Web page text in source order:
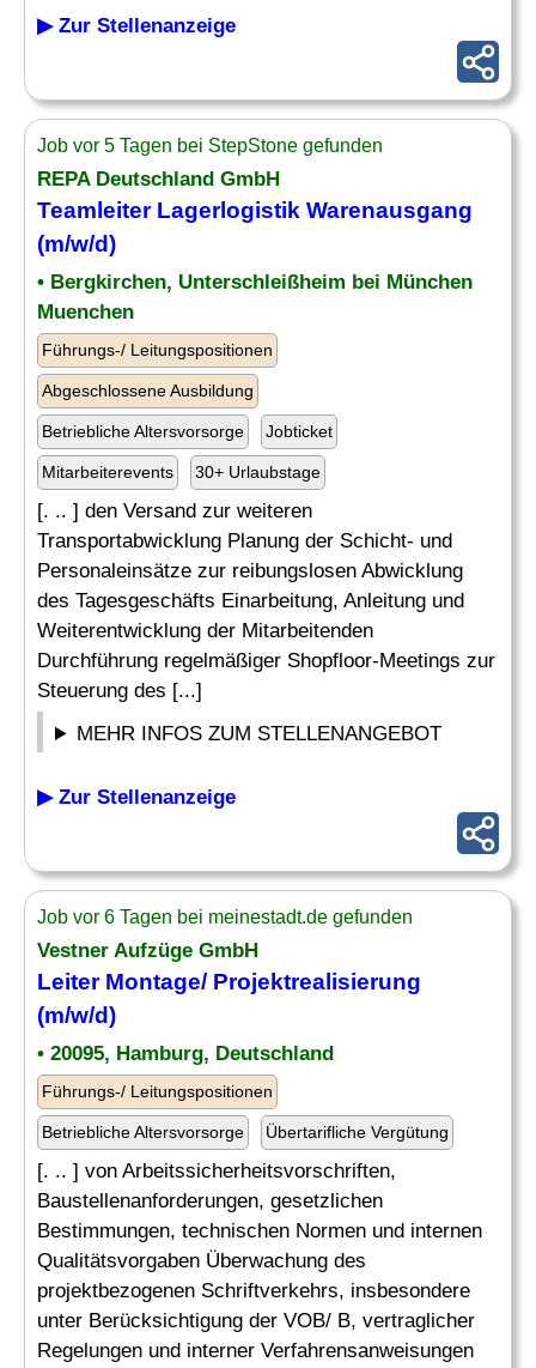
▶ Zur Stellenanzeige
Job vor 5 Tagen bei StepStone gefunden
REPA Deutschland GmbH
Teamleiter Lagerlogistik Warenausgang
(m/w/d)
• Bergkirchen, Unterschleißheim bei München
Muenchen
Führungs-/ Leitungspositionen
Abgeschlossene Ausbildung
Betriebliche Altersvorsorge Jobticket
Mitarbeiterevents 30+ Urlaubstage
[. .. ] den Versand zur weiteren
Transportabwicklung Planung der Schicht- und
Personaleinsätze zur reibungslosen Abwicklung
des Tagesgeschäfts Einarbeitung, Anleitung und
Weiterentwicklung der Mitarbeitenden
Durchführung regelmäßiger Shopfloor-Meetings zur
Steuerung des [...]
MEHR INFOS ZUM STELLENANGEBOT
▶ Zur Stellenanzeige
Job vor 6 Tagen bei meinestadt.de gefunden
Vestner Aufzüge GmbH
LeiterMontage/ Projektrealisierung
(m/w/d)
• 20095, Hamburg, Deutschland
Führungs-/ Leitungspositionen
Betriebliche Altersvorsorge Übertarifliche Vergütung
[. .. ] von Arbeitssicherheitsvorschriften,
Baustellenanforderungen, gesetzlichen
Bestimmungen, technischen Normen und internen
Qualitätsvorgaben Überwachung des
projektbezogenen Schriftverkehrs, insbesondere
unter Berücksichtigung der VOB/ B, vertraglicher
Regelungen und interner Verfahrensanweisungen